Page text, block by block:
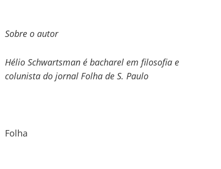
Sobre o autor
Hélio Schwartsman é bacharel em filosofia e
colunista do jornal Folha de S. Paulo
Folha